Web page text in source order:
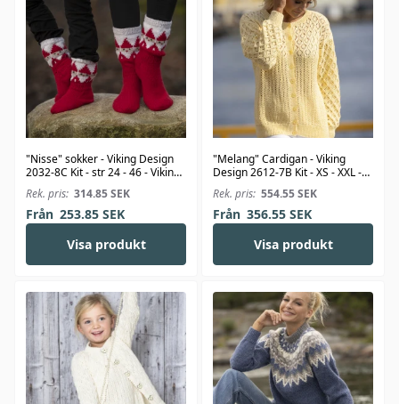
"Nisse" sokker - Viking Design
2032-8C Kit - str 24 - 46 - Viking
Alpaca Storm
Rek. pris: 314.85SEK
Från 253.85SEK
Visa produkt
"Melang" Cardigan - Viking
Design 2612-7B Kit - XS - XXL -
Viking Bambino
Rek. pris: 554.55SEK
Från 356.55SEK
Visa produkt